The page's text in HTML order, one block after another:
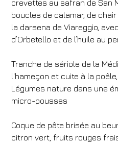
Hôtel
Arrivée
crevettes au safran de San
boucles de calamar, de
la darsena de Viareggio,
d’Orbetello et de l’huile au
Tranche de sériole de la
l'hameçon et cuite à la poêle,
Légumes nature dans une
micro-pousses
Coque de pâte brisée au
citron vert, fruits rouges